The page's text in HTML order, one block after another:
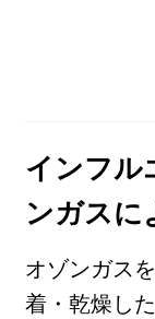
インフル
ンガスに
オゾンガス
着・乾燥し